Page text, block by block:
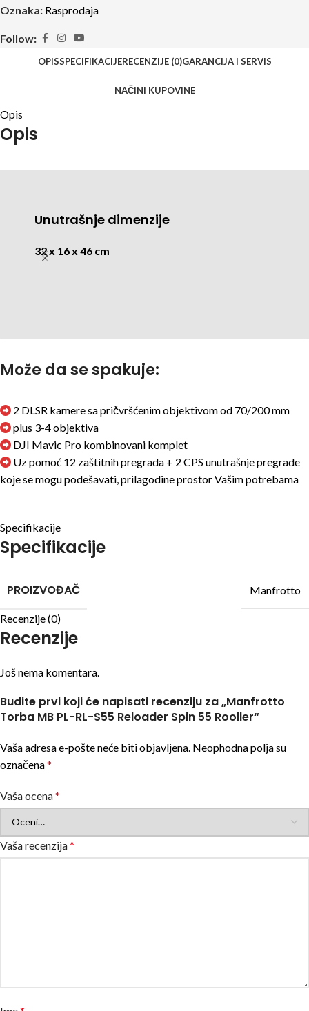
Oznaka: Rasprodaja
Follow:
OPISSPECIFIKACIJERECENZIJE (0)GARANCIJA I SERVIS
NAČINI KUPOVINE
Opis
Opis
Unutrašnje dimenzije
32 x 16 x 46 cm
Može da se spakuje:
2 DLSR kamere sa pričvršćenim objektivom od 70/200 mm
plus 3-4 objektiva
DJI Mavic Pro kombinovani komplet
Uz pomoć 12 zaštitnih pregrada + 2 CPS unutrašnje pregrade
koje se mogu podešavati, prilagodine prostor Vašim potrebama
Specifikacije
Specifikacije
PROIZVOĐAČ Manfrotto
Recenzije (0)
Recenzije
Još nema komentara.
Budite prvi koji će napisati recenziju za „Manfrotto
Torba MB PL-RL-S55 Reloader Spin 55 Rooller“
Vaša adresa e-pošte neće biti objavljena. Neophodna polja su
označena*
Vaša ocena*
Vaša recenzija*